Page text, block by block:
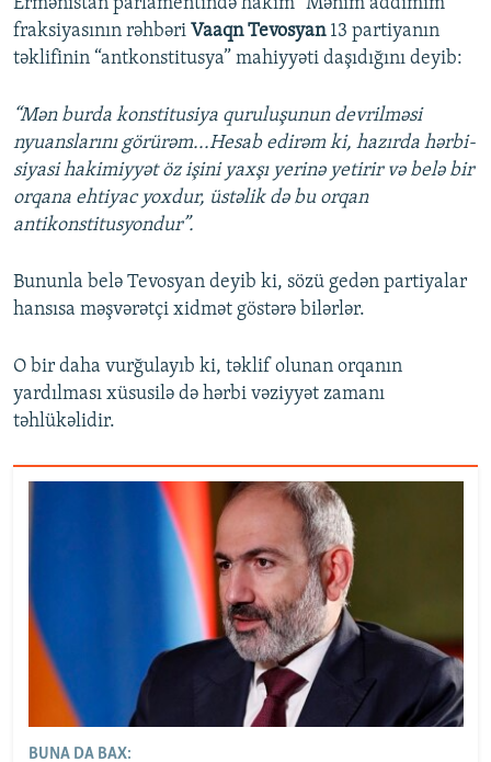
fraksiyasının rəhbəri Vaaqn Tevosyan13 partiyanın
təklifinin “antkonstitusya” mahiyyəti daşıdığını deyib:
“Mən burda konstitusiya quruluşunun devrilməsi
nyuanslarını görürəm...Hesab edirəm ki, hazırda hərbi-
siyasi hakimiyyət öz işini yaxşı yerinə yetirir və belə bir
orqana ehtiyac yoxdur, üstəlik də bu orqan
antikonstitusyondur”.
Bununla belə Tevosyan deyib ki, sözü gedən partiyalar
hansısa məşvərətçi xidmət göstərə bilərlər.
O bir daha vurğulayıb ki, təklif olunan orqanın
yardılması xüsusilə də hərbi vəziyyət zamanı
təhlükəlidir.
BUNA DA BAX: